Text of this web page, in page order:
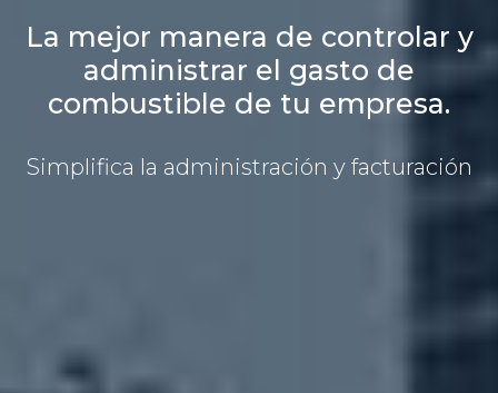
La mejor manera de controlar y
administrar el gasto de
combustible de tu empresa.
Simplifica la administración y facturación